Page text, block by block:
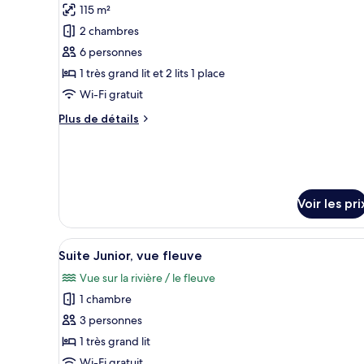
photos
pour
ce
type
de
chambre :
Suite
115 m²
2 chambres
6 personnes
1 très grand lit et 2 lits 1 place
Wi-Fi gratuit
Plus de détails
Plus
chambre
Suite
Présidentielle
Voir les
Afficher
toutes
les
photos
pour
ce
type
Un salon moderne avec un
4
Suite Junior, vue fleuve
Vue sur la rivière / le fleuve
1 chambre
3 personnes
1 très grand lit